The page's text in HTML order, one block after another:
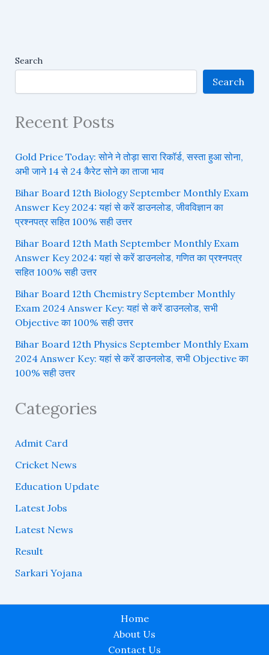
Search
Search
Recent Posts
Gold Price Today: सोने ने तोड़ा सारा रिकॉर्ड, सस्ता हुआ सोना,
अभी जाने 14 से 24 कैरेट सोने का ताजा भाव
Bihar Board 12th Biology September Monthly Exam
Answer Key 2024: यहां से करें डाउनलोड, जीवविज्ञान का
प्रश्नपत्र सहित 100% सही उत्तर
Bihar Board 12th Math September Monthly Exam
Answer Key 2024: यहां से करें डाउनलोड, गणित का प्रश्नपत्र
सहित 100% सही उत्तर
Bihar Board 12th Chemistry September Monthly
Exam 2024 Answer Key: यहां से करें डाउनलोड, सभी
Objective का 100% सही उत्तर
Bihar Board 12th Physics September Monthly Exam
2024 Answer Key: यहां से करें डाउनलोड, सभी Objective का
100% सही उत्तर
Categories
Admit Card
Cricket News
Education Update
Latest Jobs
Latest News
Result
Sarkari Yojana
Home
About Us
Contact Us